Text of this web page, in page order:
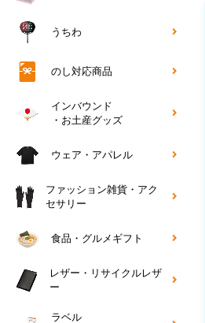
うちわ
のし対応商品
インバウンド
・お土産グッズ
ウェア・アパレル
ファッション雑貨・アク
セサリー
食品・グルメギフト
レザー・リサイクルレザ
ー
ラベル